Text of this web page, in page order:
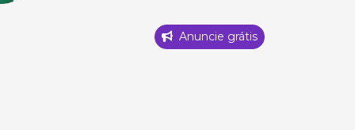
Anuncie grátis